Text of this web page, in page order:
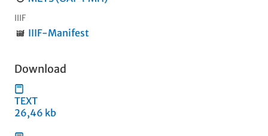
IIIF
IIIF-Manifest
Download
TEXT
26,46 kb